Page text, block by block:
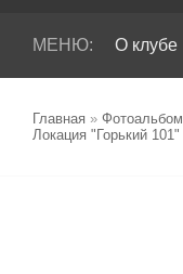
МЕНЮ: О клубе
Главная » Фотоальбом
Локация "Горький 101"